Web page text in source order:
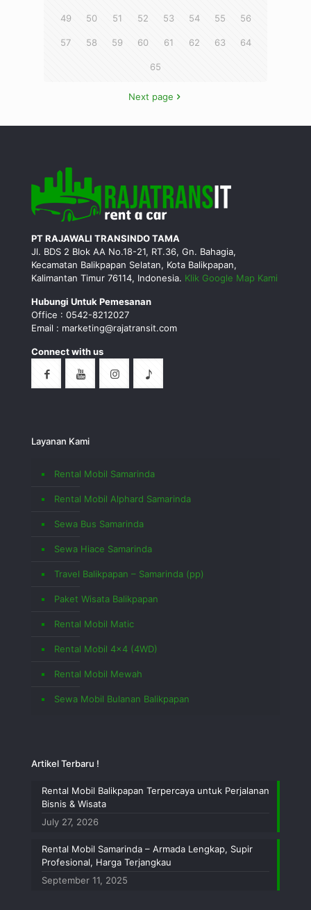
49 50 51 52 53 54 55 56
57 58 59 60 61 62 63 64
65
Next page
PT RAJAWALI TRANSINDO TAMA
Jl. BDS 2 Blok AA No.18-21, RT.36, Gn. Bahagia,
Kecamatan Balikpapan Selatan, Kota Balikpapan,
Kalimantan Timur 76114, Indonesia. Klik Google Map Kami
Hubungi Untuk Pemesanan
Office : 0542-8212027
Email : marketing@rajatransit.com
Connect with us
Layanan Kami
Rental Mobil Samarinda
Rental Mobil Alphard Samarinda
Sewa Bus Samarinda
Sewa Hiace Samarinda
Travel Balikpapan – Samarinda (pp)
Paket Wisata Balikpapan
Rental Mobil Matic
Rental Mobil 4×4 (4WD)
Rental Mobil Mewah
Sewa Mobil Bulanan Balikpapan
Artikel Terbaru !
Rental Mobil Balikpapan Terpercaya untuk Perjalanan
Bisnis & Wisata
July 27, 2026
Rental Mobil Samarinda – Armada Lengkap, Supir
Profesional, Harga Terjangkau
September 11, 2025